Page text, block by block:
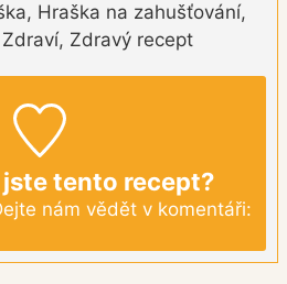
Hraška na zahušťování,
Zdravý recept
tento recept?
nám vědět v komentáři: